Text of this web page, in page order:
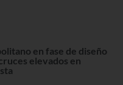
en fase de diseño
elevados en